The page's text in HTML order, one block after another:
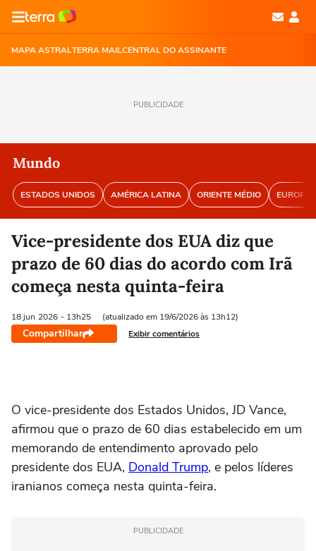
MAPA ASTRALTERRA MAILCENTRAL DO ASSINANTE
PUBLICIDADE
Mundo
ESTADOS UNIDOS AMÉRICA LATINA ORIENTE MÉDIO EUROPA
Vice-presidente dos EUA diz que
prazo de 60 dias do acordo com Irã
começa nesta quinta-feira
18 jun 2026 - 13h25 (atualizado em 19/6/2026 às 13h12)
Compartilhar Exibir comentários
O ‌vice-presidente dos Estados Unidos, JD Vance,
afirmou que o prazo de 60 dias estabelecido em um
memorando de entendimento aprovado pelo
presidente ⁠dos EUA, Donald Trump, e pelos ‌líderes
iranianos começa nesta quinta-feira.
PUBLICIDADE